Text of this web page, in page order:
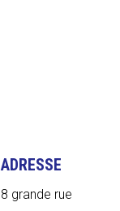
ADRESSE
8 grande rue